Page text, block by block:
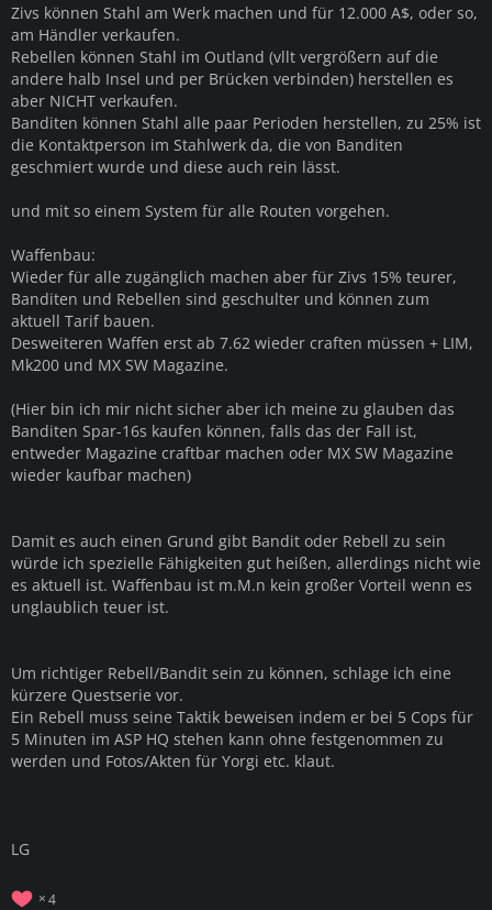
Zivs können Stahl am Werk machen und für 12.000 A$, oder so,
am Händler verkaufen.
Rebellen können Stahl im Outland (vllt vergrößern auf die
andere halb Insel und per Brücken verbinden) herstellen es
aber NICHT verkaufen.
Banditen können Stahl alle paar Perioden herstellen, zu 25% ist
die Kontaktperson im Stahlwerk da, die von Banditen
geschmiert wurde und diese auch rein lässt.
und mit so einem System für alle Routen vorgehen.
Waffenbau:
Wieder für alle zugänglich machen aber für Zivs 15% teurer,
Banditen und Rebellen sind geschulter und können zum
aktuell Tarif bauen.
Desweiteren Waffen erst ab 7.62 wieder craften müssen + LIM,
Mk200 und MX SW Magazine.
(Hier bin ich mir nicht sicher aber ich meine zu glauben das
Banditen Spar-16s kaufen können, falls das der Fall ist,
entweder Magazine craftbar machen oder MX SW Magazine
wieder kaufbar machen)
Damit es auch einen Grund gibt Bandit oder Rebell zu sein
würde ich spezielle Fähigkeiten gut heißen, allerdings nicht wie
es aktuell ist. Waffenbau ist m.M.n kein großer Vorteil wenn es
unglaublich teuer ist.
Um richtiger Rebell/Bandit sein zu können, schlage ich eine
kürzere Questserie vor.
Ein Rebell muss seine Taktik beweisen indem er bei 5 Cops für
5 Minuten im ASP HQ stehen kann ohne festgenommen zu
werden und Fotos/Akten für Yorgi etc. klaut.
LG
4